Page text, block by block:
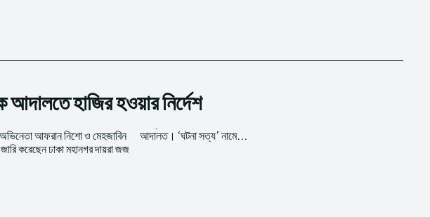
হাজির হওয়ার নির্দেশ
আফরান নিশো ও মেহজাবিন
করেছেন ঢাকা মহানগর দায়রা জজ
আদালত। ‘ঘটনা সত্য’ নামে...